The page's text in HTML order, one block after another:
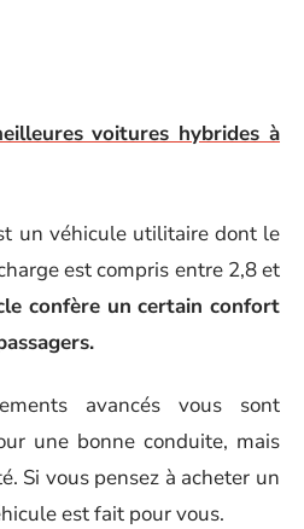
voitures hybrides à
un véhicule utilitaire dont le
est compris entre 2,8 et
confère un certain confort
avancés vous sont
une bonne conduite, mais
Si vous pensez à acheter un
est fait pour vous.